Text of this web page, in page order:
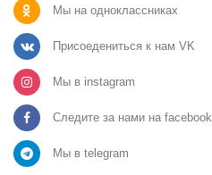
Мы на одноклассниках
Присоедениться к нам VK
Мы в instagram
Следите за нами на facebook
Мы в telegram